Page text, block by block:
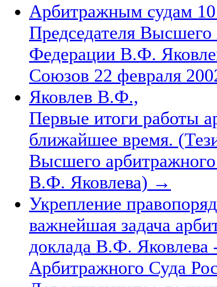
Арбитражным судам
Председателя
Федерации В.Ф.
Союзов 22 февраля
Яковлев В.Ф.,
Первые итоги работы
ближайшее время.
Высшего
В.Ф. Яковлева) →
Укрепление
важнейшая задача
доклада В.Ф. Яковлева
Арбитражного Суда